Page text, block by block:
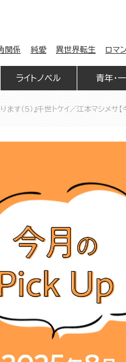
関係 純愛 異世界転生 ロマ
ライトノベル 青年・
ます（5）』千世トケイ／江本マシメ